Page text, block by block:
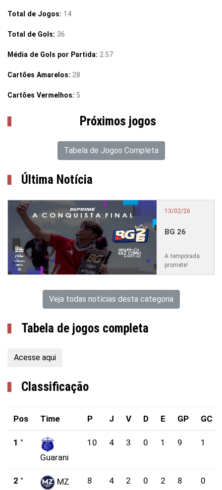
Total de Jogos: 14
Total de Gols: 36
Média de Gols por Partida: 2.57
Cartões Amarelos: 28
Cartões Vermelhos: 5
Próximos jogos
Tabela de Jogos Completa
Última Notícia
13/02/26
BG 26
A temporada
promete!
Veja todas notícias desta categoria
Tabela de jogos completa
Acesse aqui
Classificação
Pos Time P J V D E GP GC
1 °
Guarani
10 4 3 0 1 9 1
2 °
MZ
8 4 2 0 2 8 0